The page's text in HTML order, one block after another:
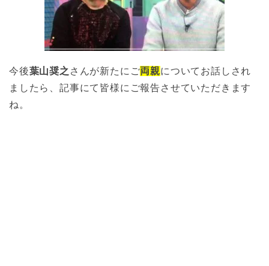
今後葉山奨之 さんが新たにご両親についてお話しされ
ましたら、記事にて皆様にご報告させていただきます
ね。